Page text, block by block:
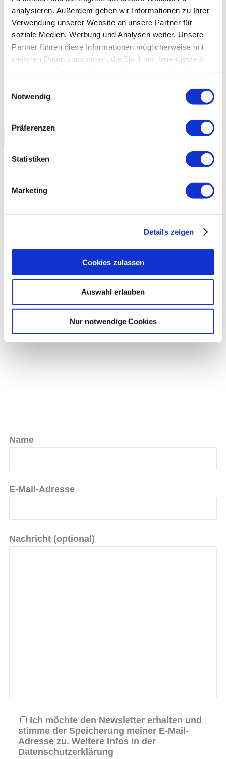
analysieren. Außerdem geben wir Informationen zu Ihrer
Verwendung unserer Website an unsere Partner für
soziale Medien, Werbung und Analysen weiter. Unsere
Partner führen diese Informationen möglicherweise mit
weiteren Daten zusammen, die Sie ihnen bereitgestellt
Notwendig
Präferenzen
Statistiken
Marketing
Details zeigen
Cookies zulassen
Auswahl erlauben
Nur notwendige Cookies
Name
E-Mail-Adresse
Nachricht (optional)
Ich möchte den Newsletter erhalten und
stimme der Speicherung meiner E-Mail-
Adresse zu. Weitere Infos in der
Datenschutzerklärung